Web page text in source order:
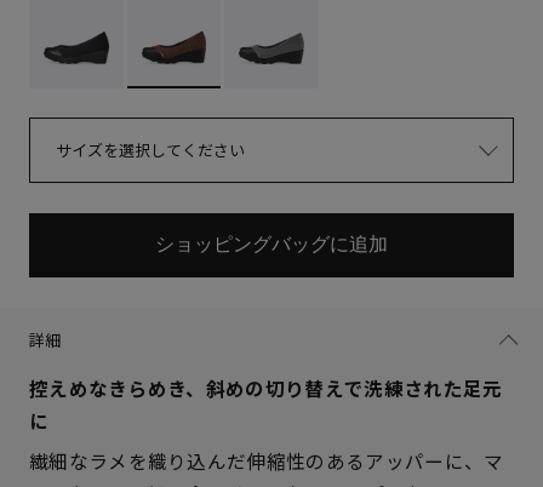
サイズを選択してください
ショッピングバッグに追加
詳細
控えめなきらめき、斜めの切り替えで洗練された足元
に
繊細なラメを織り込んだ伸縮性のあるアッパーに、マ